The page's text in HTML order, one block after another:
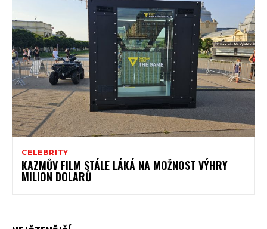
CELEBRITY
KAZMŮV FILM STÁLE LÁKÁ NA MOŽNOST VÝHRY
MILION DOLARŮ